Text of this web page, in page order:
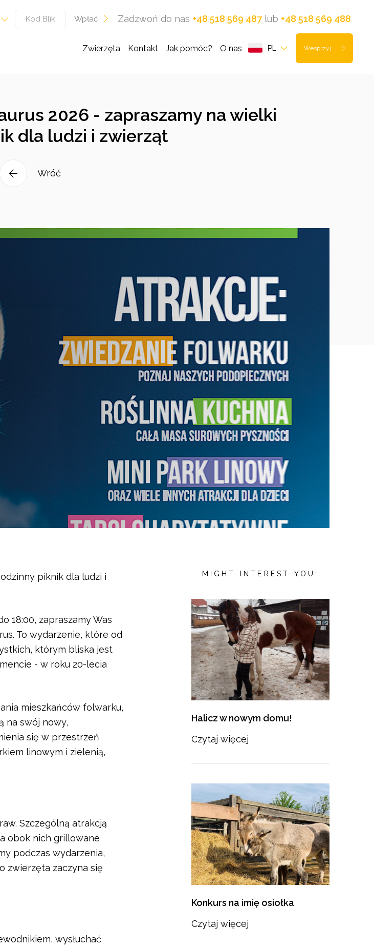
Wpłać Zadzwoń do nas +48 518 569 487lub +48 518 569 488
Zwierzęta Kontakt Jak pomóc? O nas PL Wesprzyj
2026 - zapraszamy na wielki
dla ludzi i zwierząt
Wróć
piknik dla ludzi i
18:00, zapraszamy Was
To wydarzenie, które od
którym bliska jest
- w roku 20-lecia
mieszkańców folwarku,
na swój nowy,
się w przestrzeń
linowym i zielenią,
Szczególną atrakcją
obok nich grillowane
podczas wydarzenia,
zwierzęta zaczyna się
wysłuchać
MIGHT INTEREST YOU:
Halicz w nowym domu!
Czytaj więcej
Konkurs na imię osiołka
Czytaj więcej